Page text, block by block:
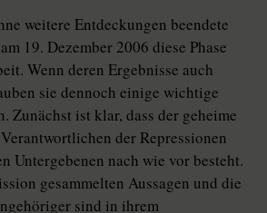
weitere Entdeckungen beendete
19. Dezember 2006 diese Phase
Wenn deren Ergebnisse auch
sie dennoch einige wichtige
Zunächst ist klar, dass der geheime
der Repressionen
Untergebenen nach wie vor besteht.
gesammelten Aussagen und die
sind in ihrem